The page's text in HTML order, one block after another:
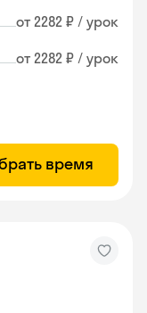
от 2282 ₽ / урок
от 2282 ₽ / урок
время